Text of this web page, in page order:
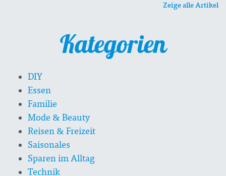
Zeige alle Artikel
Kategorien
DIY
Essen
Familie
Mode & Beauty
Reisen & Freizeit
Saisonales
Sparen im Alltag
Technik